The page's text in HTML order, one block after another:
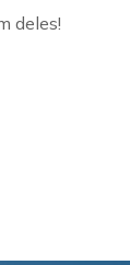
deles!